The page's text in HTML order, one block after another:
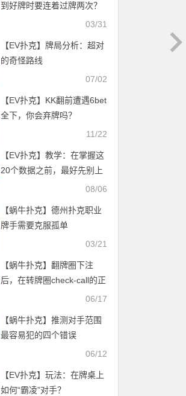
到好牌时要连着过牌两次？
03/31
【EV扑克】牌局分析：超对
的奇怪路线
07/02
【EV扑克】KK翻前遭遇6bet
全下，你会弃牌吗？
11/22
【EV扑克】教学：在掌握这
20个数据之前，最好先别上
08/06
【蜗牛扑克】德州扑克职业
牌手需要克服孤单
03/21
【蜗牛扑克】翻牌圈下注
后，在转牌圈check-call的正
06/17
【蜗牛扑克】推测对手范围
最容易犯的四个错误
06/12
【EV扑克】玩法：在牌桌上
如何“霸凌”对手？